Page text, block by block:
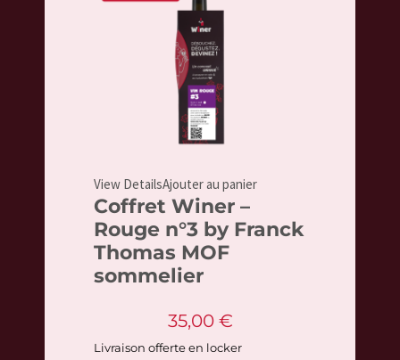
View DetailsAjouter au panier
Coffret Winer –
Rouge n°3 by Franck
Thomas MOF
sommelier
35,00 €
Livraison offerte en locker